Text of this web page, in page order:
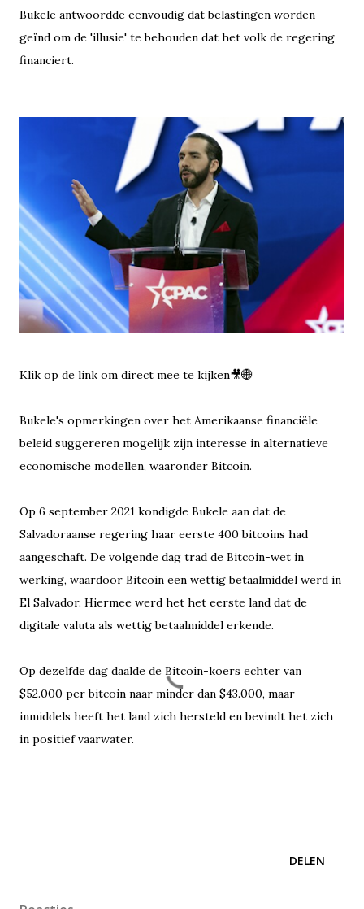
Bukele antwoordde eenvoudig dat belastingen worden
geïnd om de 'illusie' te behouden dat het volk de regering
financiert.
Klik op de link om direct mee te kijken🎥🌐
Bukele's opmerkingen over het Amerikaanse financiële
beleid suggereren mogelijk zijn interesse in alternatieve
economische modellen, waaronder Bitcoin.
Op 6 september 2021 kondigde Bukele aan dat de
Salvadoraanse regering haar eerste 400 bitcoins had
aangeschaft. De volgende dag trad de Bitcoin-wet in
werking, waardoor Bitcoin een wettig betaalmiddel werd in
El Salvador. Hiermee werd het het eerste land dat de
digitale valuta als wettig betaalmiddel erkende.
Op dezelfde dag daalde de Bitcoin-koers echter van
$52.000 per bitcoin naar minder dan $43.000, maar
inmiddels heeft het land zich hersteld en bevindt het zich
in positief vaarwater.
DELEN